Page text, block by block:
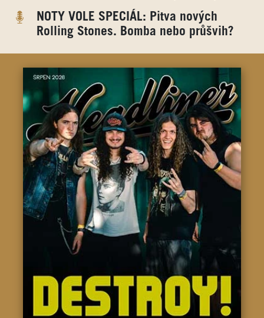
NOTY VOLE SPECIÁL: Pitva nových
Rolling Stones. Bomba nebo průšvih?